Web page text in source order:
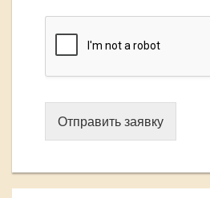
Отправить заявку